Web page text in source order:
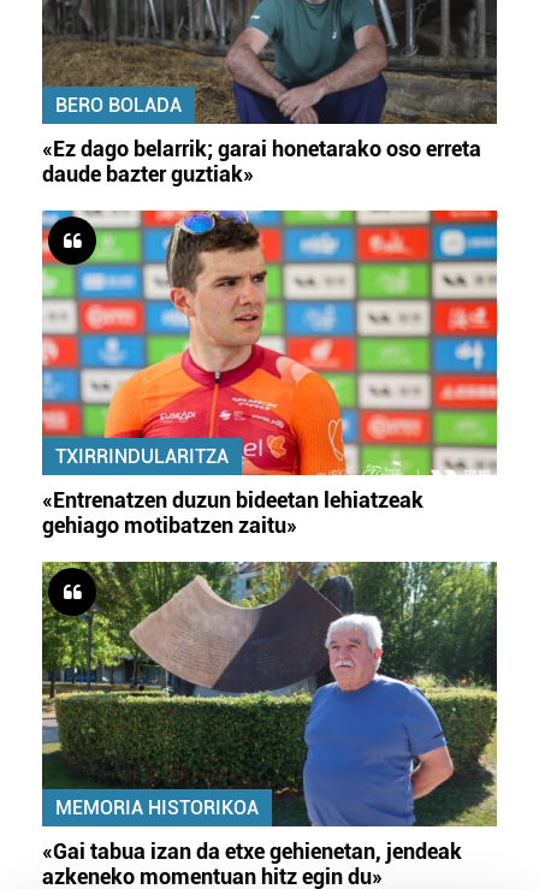
BERO BOLADA
«Ez dago belarrik; garai honetarako oso erreta
daude bazter guztiak»
TXIRRINDULARITZA
«Entrenatzen duzun bideetan lehiatzeak
gehiago motibatzen zaitu»
MEMORIA HISTORIKOA
«Gai tabua izan da etxe gehienetan, jendeak
azkeneko momentuan hitz egin du»